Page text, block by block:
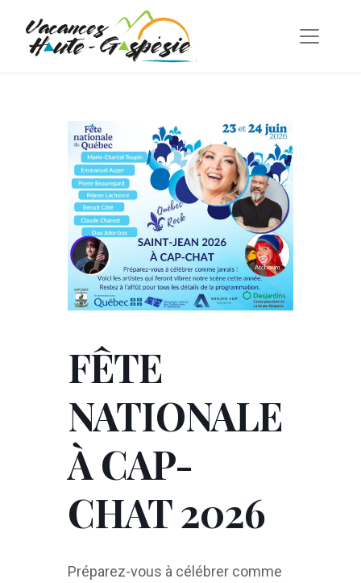
FÊTE
NATIONALE
À CAP-
CHAT 2026
Préparez-vous à célébrer comme